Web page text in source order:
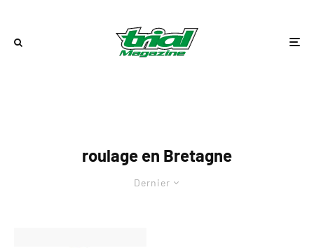
roulage en Bretagne
Dernier